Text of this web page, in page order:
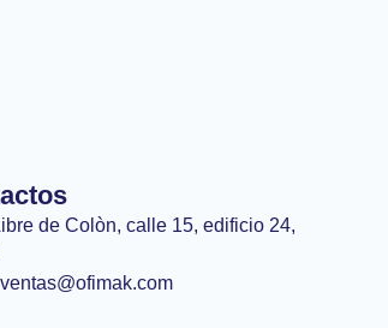
de Colòn, calle 15, edificio 24,